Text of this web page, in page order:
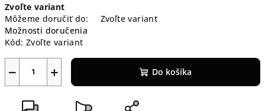
cena:
Zvoľte variant
Môžeme doručiť do:
Zvoľte variant
Možnosti doručenia
Kód: Zvoľte variant
+
− Do košíka